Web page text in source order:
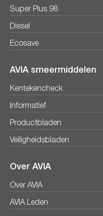
Super Plus 98
Diesel
Ecosave
AVIA smeermiddelen
Kentekencheck
Informatief
Productbladen
Veiligheidsbladen
Over AVIA
Over AVIA
AVIA Leden